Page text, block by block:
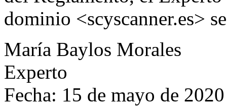
dominio <scyscanner.es>
María Baylos Morales
Experto
Fecha: 15 de mayo de 2020